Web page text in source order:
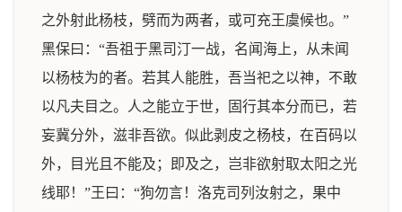
之外射此杨枝，劈而为两者，或可充王虞候也。”
黑保曰：“吾祖于黑司汀一战，名闻海上，从未闻
以杨枝为的者。若其人能胜，吾当祀之以神，不敢
以凡夫目之。人之能立于世，固行其本分而已，若
妄冀分外，滋非吾欲。似此剥皮之杨枝，在百码以
外，目光且不能及；即及之，岂非欲射取太阳之光
线耶！”王曰：“狗勿言！洛克司列汝射之，果中